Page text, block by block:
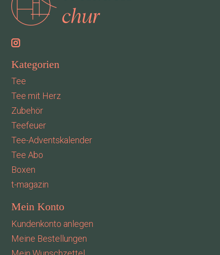
Kategorien
Tee
Tee mit Herz
Zubehör
Teefeuer
Tee-Adventskalender
Tee Abo
Boxen
t-magazin
Mein Konto
Kundenkonto anlegen
Meine Bestellungen